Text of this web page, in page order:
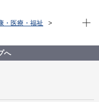
・医療・福祉
現在
へ